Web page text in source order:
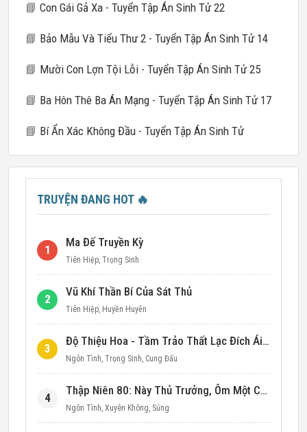
📘 Con Gái Gả Xa - Tuyển Tập Án Sinh Tử 22
📘 Bảo Mẫu Và Tiểu Thư 2 - Tuyển Tập Án Sinh Tử 14
📘 Mười Con Lợn Tội Lỗi - Tuyển Tập Án Sinh Tử 25
📘 Ba Hôn Thê Ba Án Mạng - Tuyển Tập Án Sinh Tử 17
📘 Bí Ẩn Xác Không Đầu - Tuyển Tập Án Sinh Tử
TRUYỆN ĐANG HOT 🔥
1
Ma Đế Truyền Kỳ
Tiên Hiệp, Trọng Sinh
2
Vũ Khí Thần Bí Của Sát Thủ
Tiên Hiệp, Huyền Huyễn
3
Độ Thiệu Hoa - Tầm Trảo Thất Lạc Đích Ái Tình
Ngôn Tình, Trọng Sinh, Cung Đấu
4
Thập Niên 80: Này Thủ Trưởng, Ôm Một Cái Đi!
Ngôn Tình, Xuyên Không, Sủng